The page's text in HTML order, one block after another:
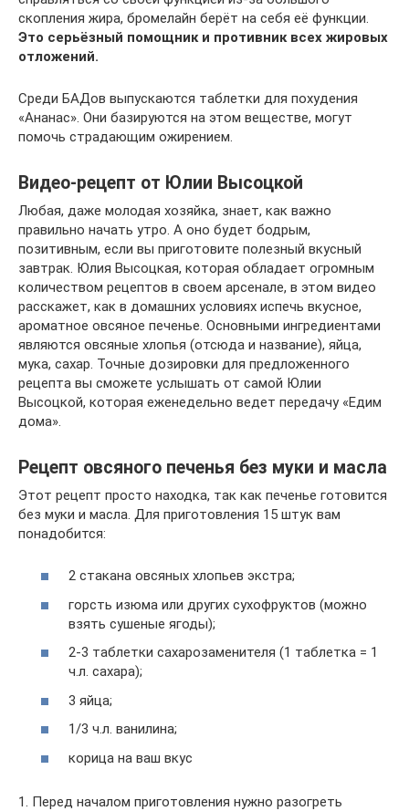
скопления жира, бромелайн берёт на себя её функции.
Это серьёзный помощник и противник всех жировых
отложений.
Среди БАДов выпускаются таблетки для похудения
«Ананас». Они базируются на этом веществе, могут
помочь страдающим ожирением.
Видео-рецепт от Юлии Высоцкой
Любая, даже молодая хозяйка, знает, как важно
правильно начать утро. А оно будет бодрым,
позитивным, если вы приготовите полезный вкусный
завтрак. Юлия Высоцкая, которая обладает огромным
количеством рецептов в своем арсенале, в этом видео
расскажет, как в домашних условиях испечь вкусное,
ароматное овсяное печенье. Основными ингредиентами
являются овсяные хлопья (отсюда и название), яйца,
мука, сахар. Точные дозировки для предложенного
рецепта вы сможете услышать от самой Юлии
Высоцкой, которая еженедельно ведет передачу «Едим
дома».
Рецепт овсяного печенья без муки и масла
Этот рецепт просто находка, так как печенье готовится
без муки и масла. Для приготовления 15 штук вам
понадобится:
2 стакана овсяных хлопьев экстра;
горсть изюма или других сухофруктов (можно
взять сушеные ягоды);
2-3 таблетки сахарозаменителя (1 таблетка = 1
ч.л. сахара);
3 яйца;
1/3 ч.л. ванилина;
корица на ваш вкус
1. Перед началом приготовления нужно разогреть